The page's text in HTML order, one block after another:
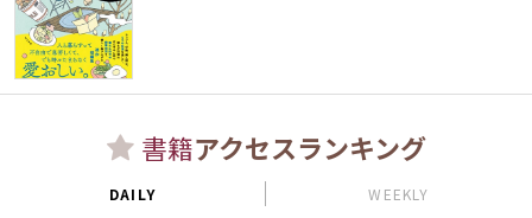
書籍アクセスランキング
DAILY WEEKLY